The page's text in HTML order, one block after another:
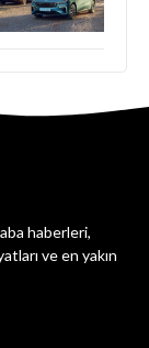
haberleri,
ve en yakın